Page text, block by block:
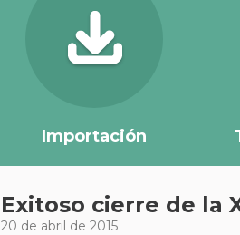
Importación
Exitoso cierre de la
20 de abril de 2015